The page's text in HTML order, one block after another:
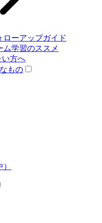
ローアップガイド
ム学習のススメ
い方へ
もの